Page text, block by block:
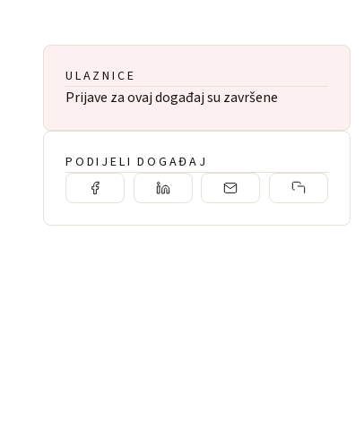
ULAZNICE
Prijave za ovaj događaj su završene
PODIJELI DOGAĐAJ